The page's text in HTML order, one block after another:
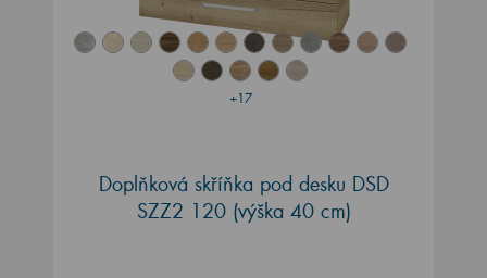
+17
Doplňková skříňka pod desku DSD
SZZ2 120 (výška 40 cm)